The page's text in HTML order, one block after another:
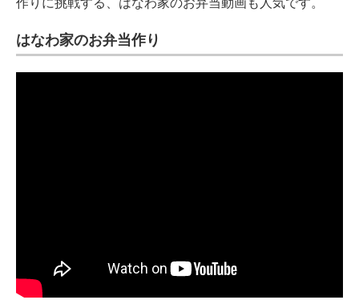
作りに挑戦する、はなわ家のお弁当動画も人気です。
はなわ家のお弁当作り